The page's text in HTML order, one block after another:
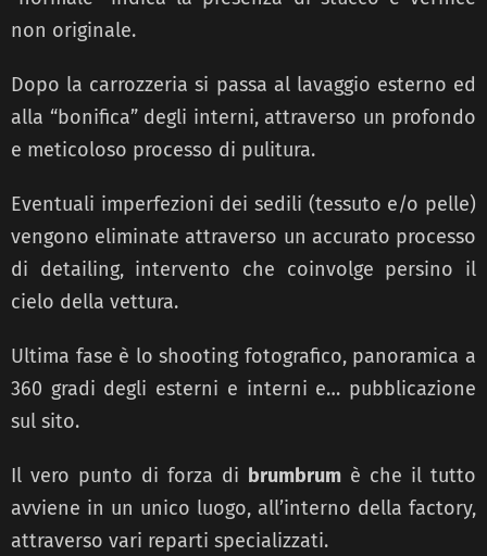
non originale.
Dopo la carrozzeria si passa al lavaggio esterno ed
alla “bonifica” degli interni, attraverso un profondo
e meticoloso processo di pulitura.
Eventuali imperfezioni dei sedili (tessuto e/o pelle)
vengono eliminate attraverso un accurato processo
di detailing, intervento che coinvolge persino il
cielo della vettura.
Ultima fase è lo shooting fotografico, panoramica a
360 gradi degli esterni e interni e… pubblicazione
sul sito.
Il vero punto di forza di brumbrum è che il tutto
avviene in un unico luogo, all’interno della factory,
attraverso vari reparti specializzati.